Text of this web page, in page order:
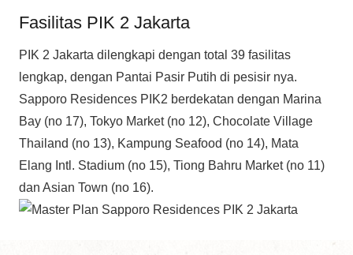
Fasilitas PIK 2 Jakarta
PIK 2 Jakarta dilengkapi dengan total 39 fasilitas
lengkap, dengan Pantai Pasir Putih di pesisir nya.
Sapporo Residences PIK2 berdekatan dengan Marina
Bay (no 17), Tokyo Market (no 12), Chocolate Village
Thailand (no 13), Kampung Seafood (no 14), Mata
Elang Intl. Stadium (no 15), Tiong Bahru Market (no 11)
dan Asian Town (no 16).